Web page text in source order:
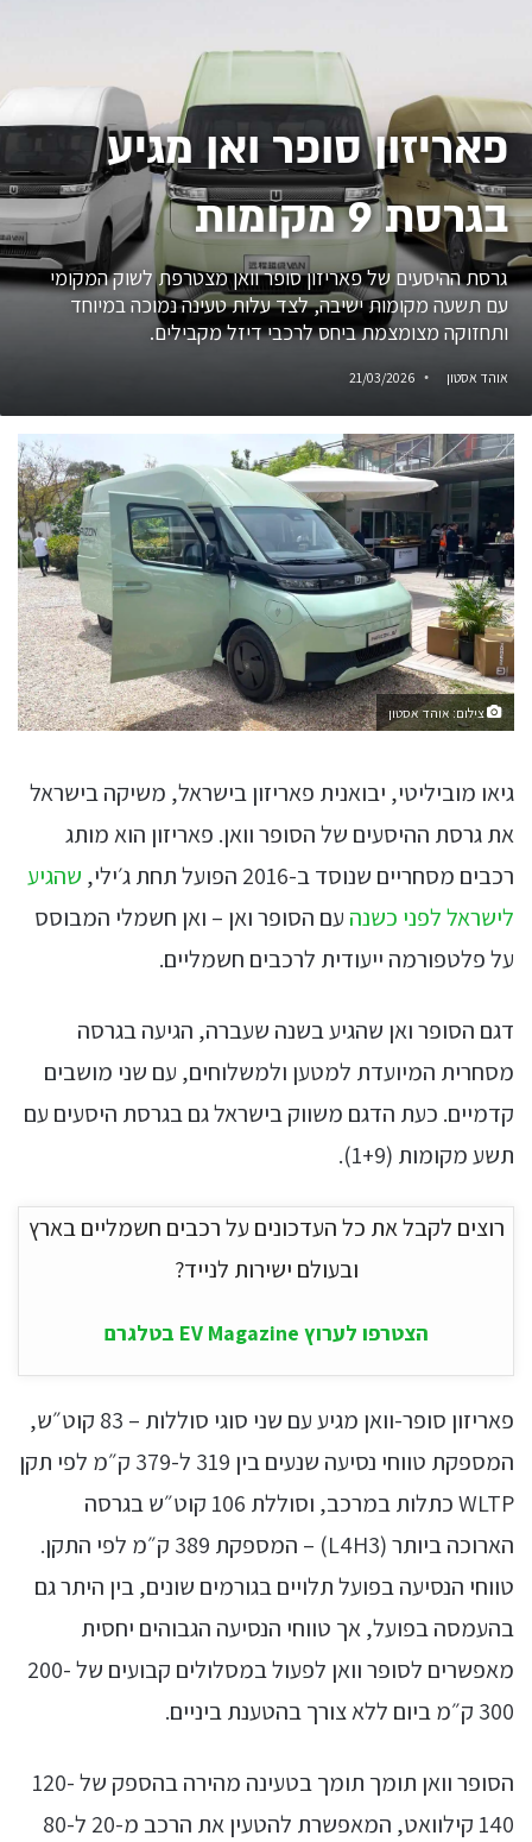
פאריזון סופר ואן מגיע
בגרסת 9 מקומות
גרסת ההיסעים של פאריזון סופר וואן מצטרפת לשוק המקומי
עם תשעה מקומות ישיבה, לצד עלות טעינה נמוכה במיוחד
ותחזוקה מצומצמת ביחס לרכבי דיזל מקבילים.
אוהד אסטון 21/03/2026
צילום: אוהד אסטון
גיאו מוביליטי, יבואנית פאריזון בישראל, משיקה בישראל
את גרסת ההיסעים של הסופר וואן. פאריזון הוא מותג
רכבים מסחריים שנוסד ב-2016 הפועל תחת ג׳ילי,
שהגיע
לישראל לפני כשנה עם הסופר ואן – ואן חשמלי המבוסס
על פלטפורמה ייעודית לרכבים חשמליים.
דגם הסופר ואן שהגיע בשנה שעברה, הגיעה בגרסה
מסחרית המיועדת למטען ולמשלוחים, עם שני מושבים
קדמיים. כעת הדגם משווק בישראל גם בגרסת היסעים עם
תשע מקומות (1+9).
רוצים לקבל את כל העדכונים על רכבים חשמליים בארץ
ובעולם ישירות לנייד?
הצטרפו לערוץ EV Magazine בטלגרם
פאריזון סופר-וואן מגיע עם שני סוגי סוללות – 83 קוט״ש,
המספקת טווחי נסיעה שנעים בין 319 ל-379 ק״מ לפי תקן
WLTP כתלות במרכב, וסוללת 106 קוט״ש בגרסה
הארוכה ביותר (L4H3) – המספקת 389 ק״מ לפי התקן.
טווחי הנסיעה בפועל תלויים בגורמים שונים, בין היתר גם
בהעמסה בפועל, אך טווחי הנסיעה הגבוהים יחסית
מאפשרים לסופר וואן לפעול במסלולים קבועים של 200-
300 ק״מ ביום ללא צורך בהטענת ביניים.
הסופר וואן תומך תומך בטעינה מהירה בהספק של 120-
140 קילוואט, המאפשרת להטעין את הרכב מ-20 ל-80